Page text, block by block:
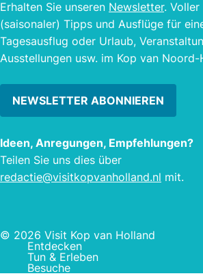
schaffen.
Erhalten Sie unseren Newsletter. Voller
(saisonaler) Tipps und Ausflüge für
Tagesausflug oder Urlaub,
Ausstellungen usw. im Kop van Noord-
NEWSLETTER ABONNIEREN
Ideen, Anregungen, Empfehlungen?
Teilen Sie uns dies über
redactie@visitkopvanholland.nl mit.
© 2026 Visit Kop van Holland
Entdecken
Tun & Erleben
Besuche